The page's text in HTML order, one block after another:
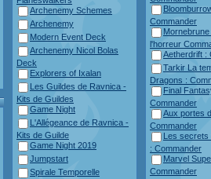
Archenemy Schemes
Archenemy
Modern Event Deck
Archenemy Nicol Bolas
Deck
Explorers of Ixalan
Les Guildes de Ravnica -
Kits de Guildes
Game Night
L'Allégeance de Ravnica -
Kits de Guilde
Game Night 2019
Jumpstart
Spirale Temporelle
Commander
l'horreur
Aetherdrift :
Tarkir La
Dragons :
Final
Commander
Aux portes
Commander
Les secrets
: Commander
Marvel
Commander